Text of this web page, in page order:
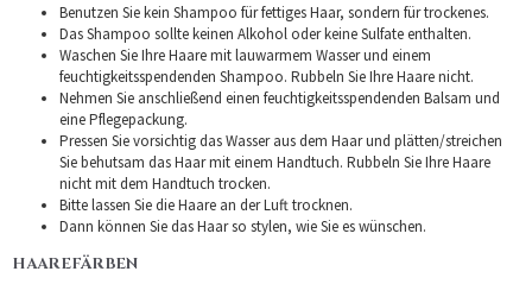
Benutzen Sie kein Shampoo für fettiges Haar, sondern für trockenes.
Das Shampoo sollte keinen Alkohol oder keine Sulfate enthalten.
Waschen Sie Ihre Haare mit lauwarmem Wasser und einem
feuchtigkeitsspendenden Shampoo. Rubbeln Sie Ihre Haare nicht.
Nehmen Sie anschließend einen feuchtigkeitsspendenden Balsam und
eine Pflegepackung.
Pressen Sie vorsichtig das Wasser aus dem Haar und plätten/streichen
Sie behutsam das Haar mit einem Handtuch. Rubbeln Sie Ihre Haare
nicht mit dem Handtuch trocken.
Bitte lassen Sie die Haare an der Luft trocknen.
Dann können Sie das Haar so stylen, wie Sie es wünschen.
HAAREFÄRBEN